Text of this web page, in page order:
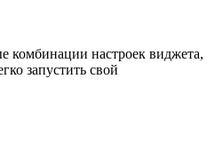
комбинации настроек виджета,
запустить свой